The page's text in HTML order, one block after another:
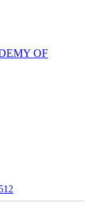
OF